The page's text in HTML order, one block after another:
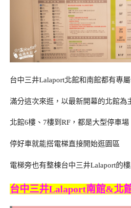
台中三井Lalaport北館和南館都有專
滿分這次來逛，以最新開幕的北館為
北館6樓、7樓到RF，都是大型停車場
停好車就能搭電梯直接開始逛園區
電梯旁也有整棟台中三井Lalaport的
台中三井Lalaport南館&北